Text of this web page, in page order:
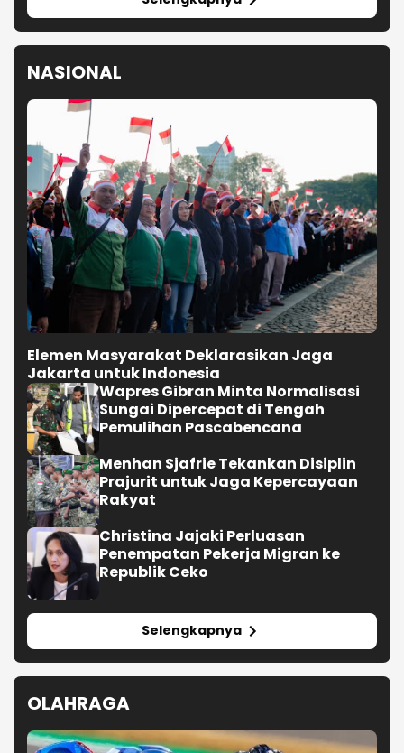
Elemen Masyarakat Deklarasikan Jaga
Jakarta untuk Indonesia
Wapres Gibran Minta Normalisasi
Sungai Dipercepat di Tengah
Pemulihan Pascabencana
Menhan Sjafrie Tekankan Disiplin
Prajurit untuk Jaga Kepercayaan
Rakyat
Christina Jajaki Perluasan
Penempatan Pekerja Migran ke
Republik Ceko
Selengkapnya
OLAHRAGA